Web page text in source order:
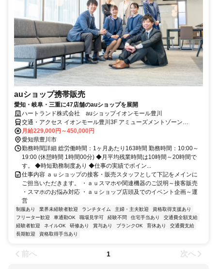
auショップ携帯販売
愛知・岐阜・三重に47店舗のauショップを展開
ハートランド株式会社 auショップイオンモール豊川
交通・アクセス イオンモール豊川3F アミューズメントゾーン
「MIRAINO」そば
月給229,000円～450,000円
愛知県豊川市
勤務時間詳細 総労働時間：1ヶ月あたり163時間 勤務時間：10:00～
19:00 (休憩時間 1時間00分) ◆月平均残業時間は10時間～20時間で
す。 ◆時短勤務制度あり ◆仕事の実績でポイン...
仕事内容 ａｕショップの接客・販売スタッフとして下記をメインに
ご担当いただきます。 ・ａｕスマホや関連機器のご説明～接客販売
・スマホのお悩み対応 ・ａｕショップ店頭及でのイベント企画～運
営
制服あり 業界未経験者歓迎 ランチタイム 主婦・主夫歓迎
資格取得支援あり
フリーター歓迎
車通勤OK 職場見学可 経験不問 住宅手当あり
交通費全額支給
経験者歓迎
ネイルOK 研修あり 賞与あり ブランクOK 育休あり
交通費支給
長期歓迎
資格取得手当あり
前へ 1 次へ